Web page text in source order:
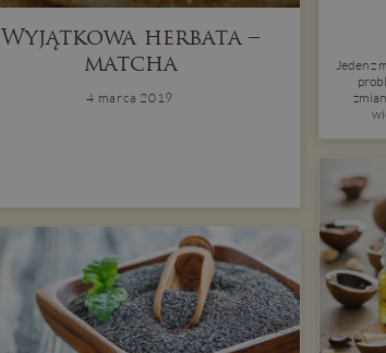
Jeden z
Wyjątkowa herbata –
matcha
4 marca 2019